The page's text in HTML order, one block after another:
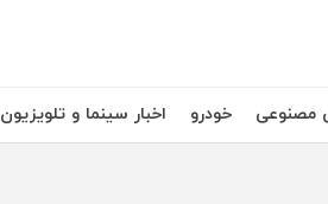
خودرو اخبار سینما و تلویزیون